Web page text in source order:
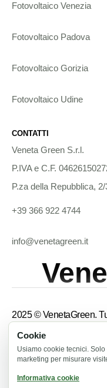
Fotovoltaico Venezia
Fotovoltaico Padova
Fotovoltaico Gorizia
Fotovoltaico Udine
CONTATTI
Veneta Green S.r.l.
P.IVA e C.F.
P.za della Repubblica,
+39 366 922 4744
info@venetagreen.it
2025 © VenetaGreen.
Termini e condizioni
Informativa privacy
Cookie
Usiamo cookie tecnici.
marketing per misurare
Informativa cookie